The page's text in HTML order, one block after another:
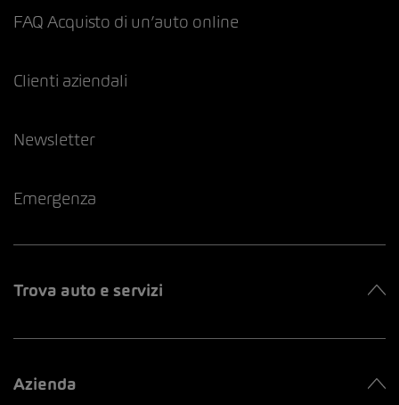
FAQ Acquisto di un’auto online
Clienti aziendali
Newsletter
Emergenza
Trova auto e servizi
Azienda